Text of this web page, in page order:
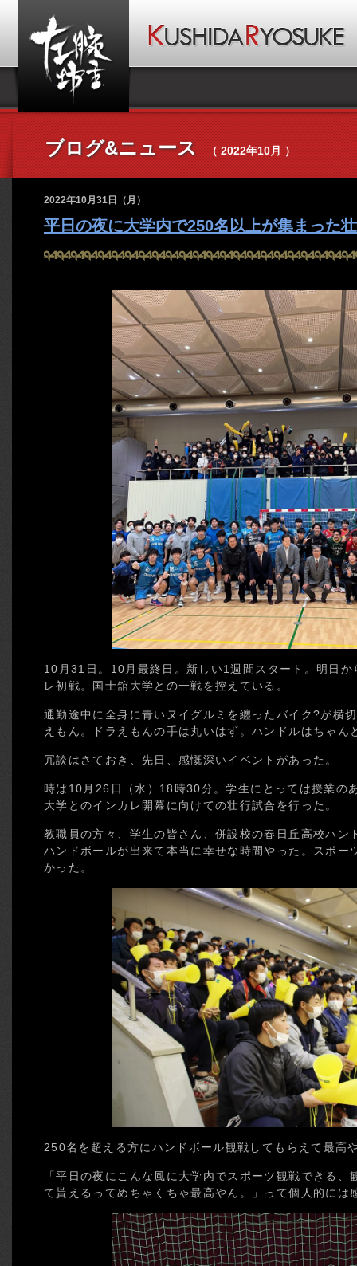
ブログ&ニュース （ 2022年10月 ）
2022年10月31日（月）
平日の夜に大学内で250名以上が集まった
10月31日。10月最終日。新しい1週間スタート。明日
レ初戦。国士舘大学との一戦を控えている。
通勤途中に全身に青いヌイグルミを纏ったバイク?が横
えもん。ドラえもんの手は丸いはず。ハンドルはちゃん
冗談はさておき、先日、感慨深いイベントがあった。
時は10月26日（水）18時30分。学生にとっては授業の
大学とのインカレ開幕に向けての壮行試合を行った。
教職員の方々、学生の皆さん、併設校の春日丘高校ハン
ハンドボールが出来て本当に幸せな時間やった。スポー
かった。
250名を超える方にハンドボール観戦してもらえて最高
「平日の夜にこんな風に大学内でスポーツ観戦できる
て貰えるってめちゃくちゃ最高やん。」って個人的には